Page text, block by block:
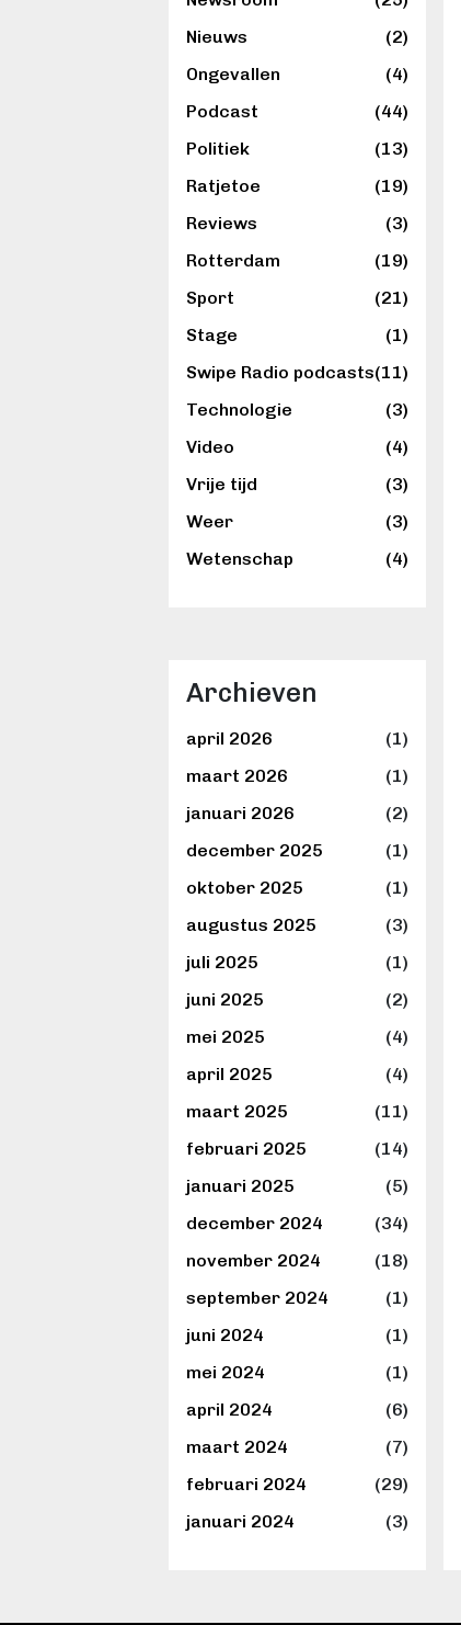
Nieuws
(2)
Ongevallen
(4)
Podcast
(44)
Politiek
(13)
Ratjetoe
(19)
Reviews
(3)
Rotterdam
(19)
Sport
(21)
Stage
(1)
Swipe Radio podcasts(11)
Technologie
(3)
Video
(4)
Vrije tijd
(3)
Weer
(3)
Wetenschap
(4)
Archieven
april 2026
(1)
maart 2026
(1)
januari 2026
(2)
december 2025
(1)
oktober 2025
(1)
augustus 2025
(3)
juli 2025
(1)
juni 2025
(2)
mei 2025
(4)
april 2025
(4)
maart 2025
(11)
februari 2025
(14)
januari 2025
(5)
december 2024
(34)
november 2024
(18)
september 2024
(1)
juni 2024
(1)
mei 2024
(1)
april 2024
(6)
maart 2024
(7)
februari 2024
(29)
januari 2024
(3)